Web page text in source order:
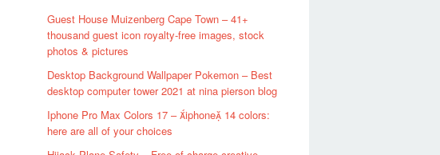
Guest House Muizenberg Cape Town – 41+
thousand guest icon royalty-free images, stock
photos & pictures
Desktop Background Wallpaper Pokemon – Best
desktop computer tower 2021 at nina pierson blog
Iphone Pro Max Colors 17 – iphone 14 colors:
here are all of your choices